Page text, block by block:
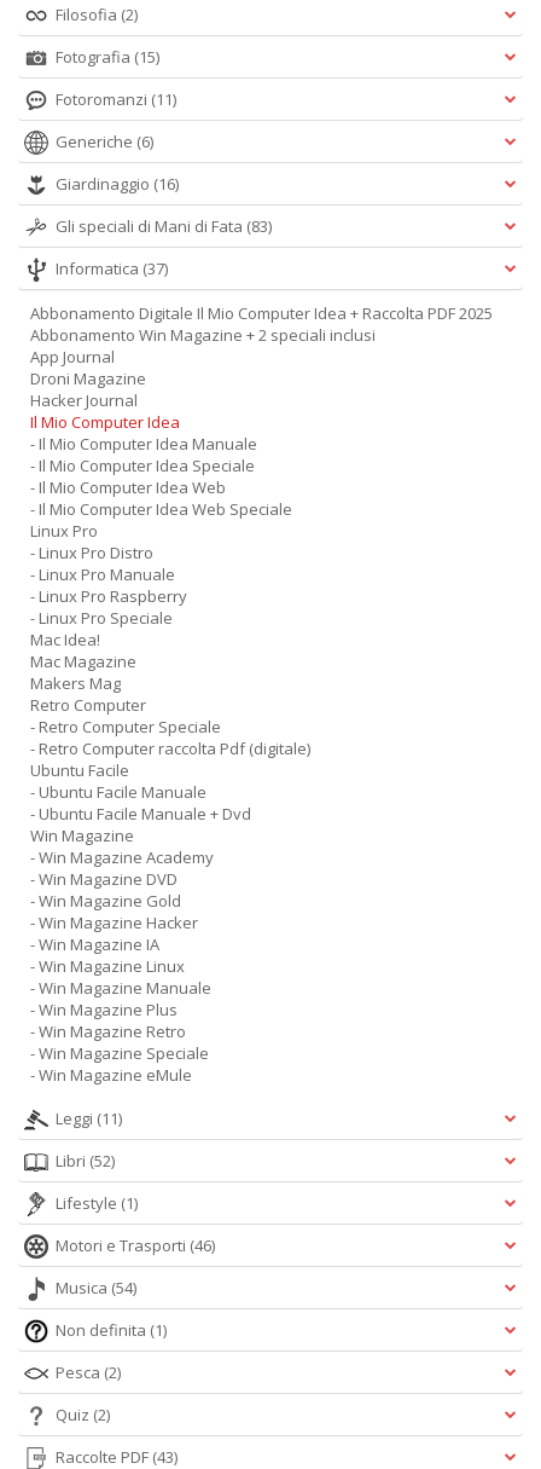
Filosofia (2)
Fotografia (15)
Fotoromanzi (11)
Generiche (6)
Giardinaggio (16)
Gli speciali di Mani di Fata (83)
Informatica (37)
Abbonamento Digitale Il Mio Computer Idea + Raccolta PDF 2025
Abbonamento Win Magazine + 2 speciali inclusi
App Journal
Droni Magazine
Hacker Journal
Il Mio Computer Idea
- Il Mio Computer Idea Manuale
- Il Mio Computer Idea Speciale
- Il Mio Computer Idea Web
- Il Mio Computer Idea Web Speciale
Linux Pro
- Linux Pro Distro
- Linux Pro Manuale
- Linux Pro Raspberry
- Linux Pro Speciale
Mac Idea!
Mac Magazine
Makers Mag
Retro Computer
- Retro Computer Speciale
- Retro Computer raccolta Pdf (digitale)
Ubuntu Facile
- Ubuntu Facile Manuale
- Ubuntu Facile Manuale + Dvd
Win Magazine
- Win Magazine Academy
- Win Magazine DVD
- Win Magazine Gold
- Win Magazine Hacker
- Win Magazine IA
- Win Magazine Linux
- Win Magazine Manuale
- Win Magazine Plus
- Win Magazine Retro
- Win Magazine Speciale
- Win Magazine eMule
Leggi (11)
Libri (52)
Lifestyle (1)
Motori e Trasporti (46)
Musica (54)
Non definita (1)
Pesca (2)
Quiz (2)
Raccolte PDF (43)